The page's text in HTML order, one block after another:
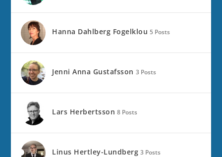
Hanna Dahlberg Fogelklou 5 Posts
Jenni Anna Gustafsson 3 Posts
Lars Herbertsson 8 Posts
Linus Hertley-Lundberg 3 Posts